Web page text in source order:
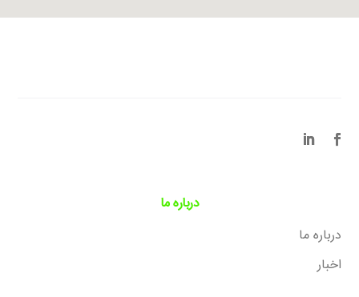
درباره ما
درباره ما
اخبار